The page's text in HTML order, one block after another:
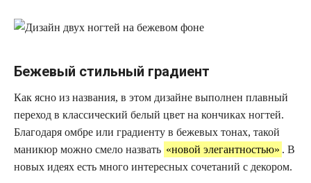
Бежевый стильный градиент
Как ясно из названия, в этом дизайне выполнен плавный
переход в классический белый цвет на кончиках ногтей.
Благодаря омбре или градиенту в бежевых тонах, такой
маникюр можно смело назвать «новой элегантностью» . В
новых идеях есть много интересных сочетаний с декором.